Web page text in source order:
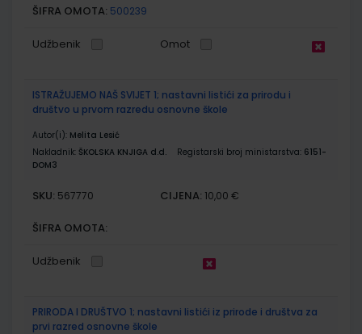
ŠIFRA OMOTA: 500239
Udžbenik Omot
ISTRAŽUJEMO NAŠ SVIJET 1; nastavni listići za prirodu i
društvo u prvom razredu osnovne škole
Autor(i): Melita Lesić
Nakladnik: ŠKOLSKA KNJIGA d.d. Registarski broj ministarstva: 6151-
DOM3
SKU: 567770 CIJENA: 10,00 €
ŠIFRA OMOTA:
Udžbenik
PRIRODA I DRUŠTVO 1; nastavni listići iz prirode i društva za
prvi razred osnovne škole